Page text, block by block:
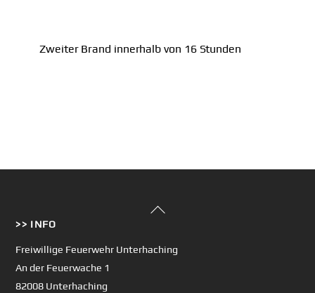
Zweiter Brand innerhalb von 16 Stunden
Back
>> INFO
Freiwillige Feuerwehr Unterhaching
An der Feuerwache 1
82008 Unterhaching